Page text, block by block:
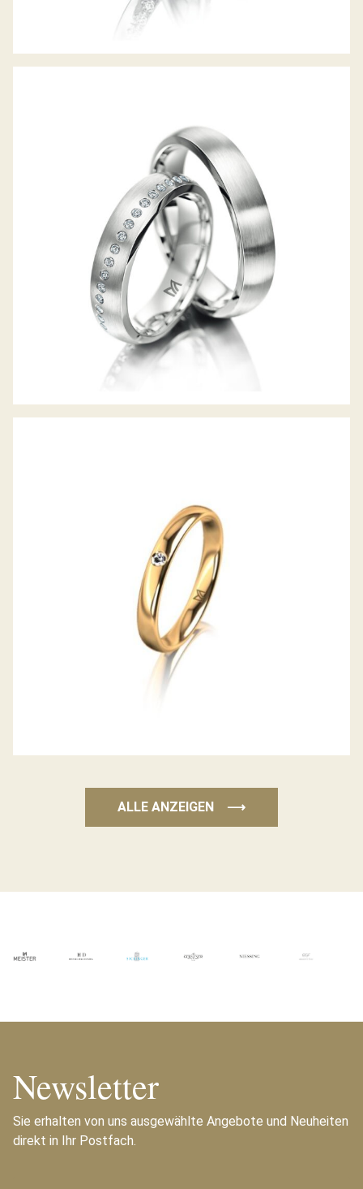
MEISTER TRAURINGE PHANTASTICS
MEISTER TRAURING
ALLE ANZEIGEN ⟶
Newsletter
Sie erhalten von uns ausgewählte Angebote und Neuheiten
direkt in Ihr Postfach.